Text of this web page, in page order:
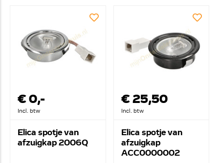
€ 0,-
Incl. btw
Elica spotje van
afzuigkap 2006Q
€ 25,50
Incl. btw
Elica spotje van
afzuigkap
ACC0000002